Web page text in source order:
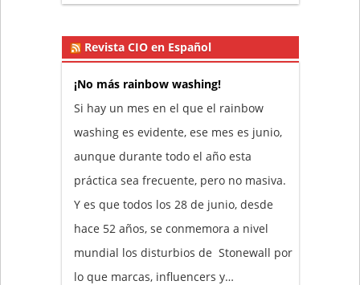
Revista CIO en Español
¡No más rainbow washing!
Si hay un mes en el que el rainbow
washing es evidente, ese mes es junio,
aunque durante todo el año esta
práctica sea frecuente, pero no masiva.
Y es que todos los 28 de junio, desde
hace 52 años, se conmemora a nivel
mundial los disturbios de Stonewall por
lo que marcas, influencers y…